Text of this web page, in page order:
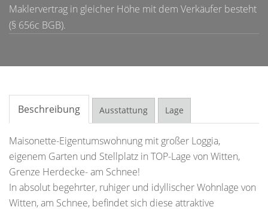
Maklervertrag in gleicher Höhe mit dem Verkäufer besteht
(§ 656c BGB).
Beschreibung Ausstattung Lage
Maisonette-Eigentumswohnung mit großer Loggia,
eigenem Garten und Stellplatz in TOP-Lage von Witten,
Grenze Herdecke- am Schnee!
In absolut begehrter, ruhiger und idyllischer Wohnlage von
Witten, am Schnee, befindet sich diese attraktive